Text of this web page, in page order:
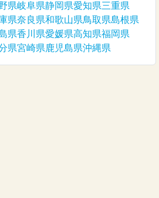
県岐阜県静岡県愛知県三重県
県奈良県和歌山県鳥取県島根県
県香川県愛媛県高知県福岡県
県宮崎県鹿児島県沖縄県